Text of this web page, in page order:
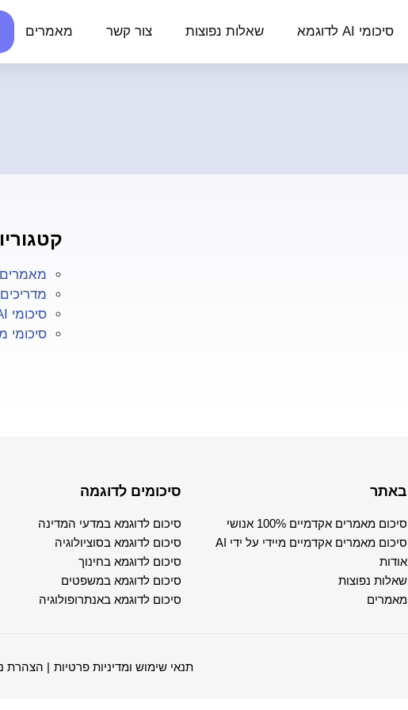
סיכומי AI לדוגמא שאלות נפוצות צור קשר מאמרים
מאמרים
מדריכים
סיכומי AI לדוגמא
סיכומי
באתר
סיכום מאמרים אקדמיים 100% אנושי
סיכום מאמרים אקדמיים מיידי על ידי AI
אודות
שאלות נפוצות
מאמרים
סיכומים לדוגמה
סיכום לדוגמא במדעי המדינה
סיכום לדוגמא בסוציולוגיה
סיכום לדוגמא בחינוך
סיכום לדוגמא במשפטים
סיכום לדוגמא באנתרופולוגיה
תנאי שימוש ומדיניות פרטיות | הצהרת